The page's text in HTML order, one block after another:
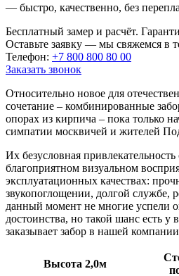
— быстро, качественно, без
Бесплатный замер и расчёт.
Оставьте заявку — мы свяжемся в
Телефон: +7 800 800 80 00
Заказать звонок
Относительно новое для
сочетание – комбинированные
опорах из кирпича – пока только
симпатии москвичей и жителей
Их безусловная привлекательность
благоприятном визуальном
эксплуатационных качествах:
звукопоглощении, долгой службе,
данный момент не многие успели
достоинства, но такой шанс есть у
заказывает забор в нашей
Высота 2,0м